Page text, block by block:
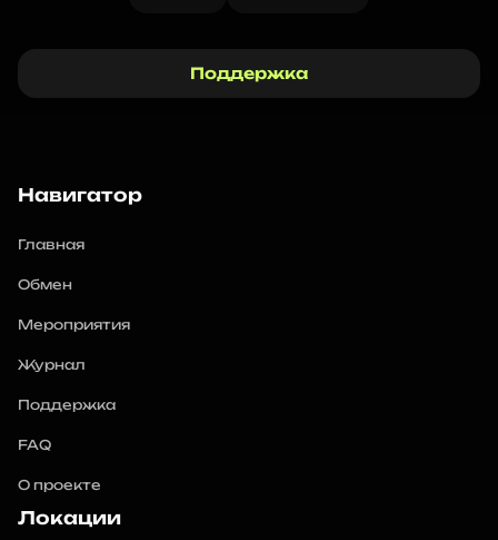
Поддержка
Навигатор
Главная
Обмен
Мероприятия
Журнал
Поддержка
FAQ
О проекте
Локации